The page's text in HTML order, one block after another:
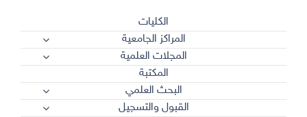
الكليات
المراكز الجامعية
المجلات العلمية
المكتبة
البحث العلمي
القبول والتسجيل